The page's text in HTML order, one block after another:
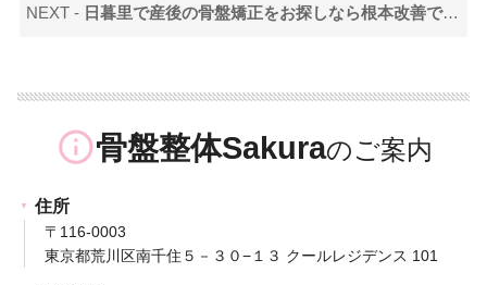
NEXT - 日暮里で産後の骨盤矯正をお探しなら根本改善できる施術を！
info_outline骨盤整体Sakura
住所
〒116-0003
東京都荒川区南千住５－３０−１３ クールレジデンス 101